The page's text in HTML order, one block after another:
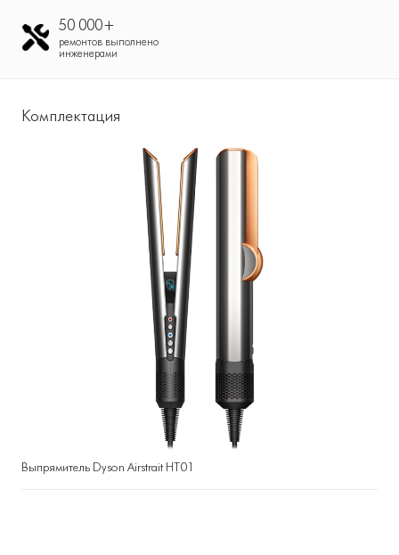
50 000+
ремонтов выполнено
инженерами
Комплектация
Выпрямитель Dyson Airstrait HT01